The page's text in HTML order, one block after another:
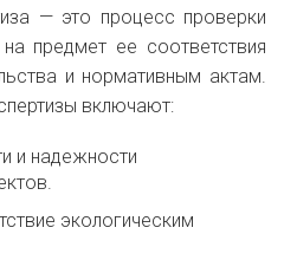
— это процесс проверки
предмет ее соответствия
и нормативным актам.
включают:
и надежности
экологическим